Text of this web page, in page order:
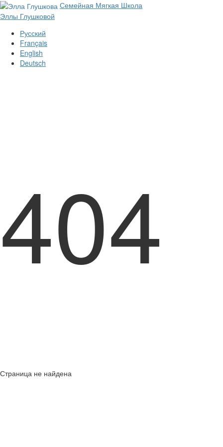
Семей­ная Мяг­кая Шко­ла
Эллы Глу­шко­вой
Русский
Français
English
Deutsch
404
Страница не найдена